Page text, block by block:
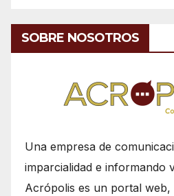
SOBRE NOSOTROS
Una empresa de
imparcialidad e informando
Acrópolis es un portal web,